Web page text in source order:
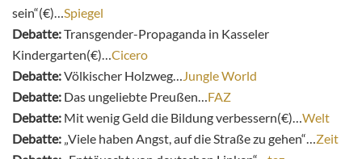
sein“(€)… Spiegel
Debatte:Transgender-Propaganda in Kasseler
Kindergarten(€)… Cicero
Debatte:Völkischer Holzweg…
Jungle World
Debatte: Das ungeliebte Preußen… FAZ
Debatte: Mit wenig Geld die Bildung verbessern(€)… Welt
Debatte: „Viele haben Angst, auf die Straße zu gehen“… Zeit